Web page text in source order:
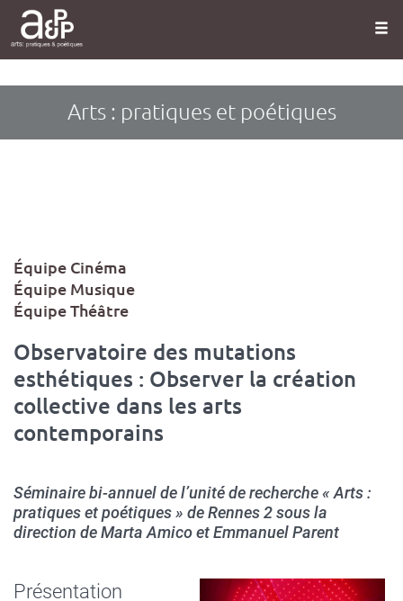
Panneau de gestion des cookies
Aller
contenu
Arts : pratiques et poétiques
Type
d'article
Équipe Cinéma
Équipe Musique
Équipe Théâtre
Observatoire des mutations
esthétiques : Observer la création
collective dans les arts
contemporains
Séminaire bi-annuel de l’unité de recherche « Arts :
pratiques et poétiques » de Rennes 2 sous la
direction de Marta Amico et Emmanuel Parent
Présentation